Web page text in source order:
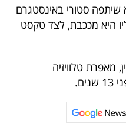
סטורי באינסטגרם
היא מככבת, לצד טקסט
מאפרת טלוויזיה